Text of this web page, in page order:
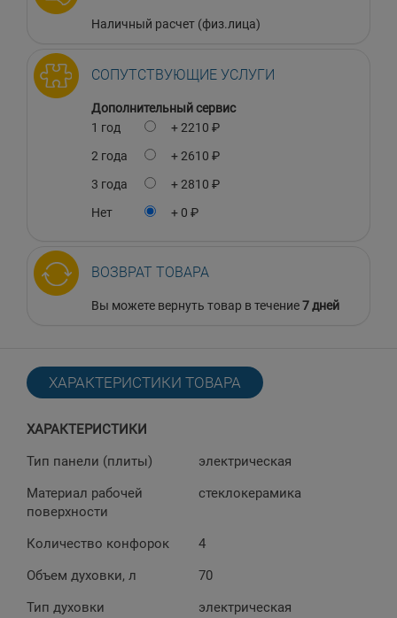
Наличный расчет (физ.лица)
СОПУТСТВУЮЩИЕ УСЛУГИ
Дополнительный сервис
1 год
+ 2210 ₽
2 года
+ 2610 ₽
3 года
+ 2810 ₽
Нет
+ 0 ₽
ВОЗВРАТ ТОВАРА
Вы можете вернуть товар в течение7 дней
ХАРАКТЕРИСТИКИ ТОВАРА
ХАРАКТЕРИСТИКИ
Тип панели (плиты)
электрическая
Материал рабочей
поверхности
стеклокерамика
Количество конфорок
4
Объем духовки, л
70
Тип духовки
электрическая